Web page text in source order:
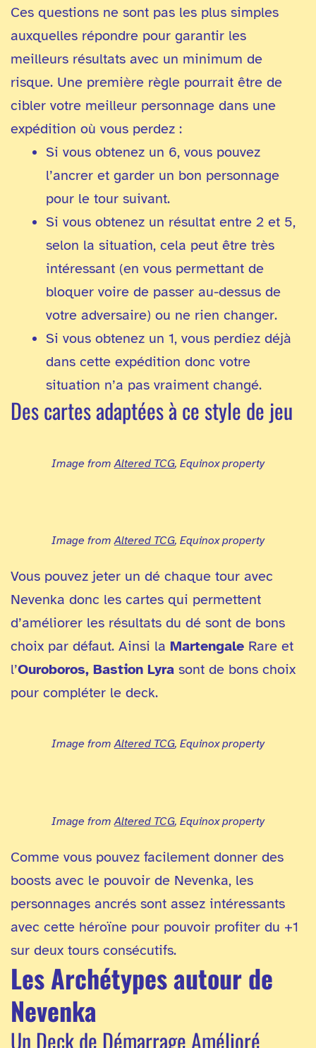
Ces questions ne sont pas les plus simples
auxquelles répondre pour garantir les
meilleurs résultats avec un minimum de
risque. Une première règle pourrait être de
cibler votre meilleur personnage dans une
expédition où vous perdez :
Si vous obtenez un 6, vous pouvez
l’ancrer et garder un bon personnage
pour le tour suivant.
Si vous obtenez un résultat entre 2 et 5,
selon la situation, cela peut être très
intéressant (en vous permettant de
bloquer voire de passer au-dessus de
votre adversaire) ou ne rien changer.
Si vous obtenez un 1, vous perdiez déjà
dans cette expédition donc votre
situation n’a pas vraiment changé.
Des cartes adaptées à ce style de jeu
Image fromAltered TCG, Equinox property
Image fromAltered TCG, Equinox property
Vous pouvez jeter un dé chaque tour avec
Nevenka donc les cartes qui permettent
d’améliorer les résultats du dé sont de bons
choix par défaut. Ainsi la Martengale Rare et
l’Ouroboros, Bastion Lyra sont de bons choix
pour compléter le deck.
Image fromAltered TCG, Equinox property
Image fromAltered TCG, Equinox property
Comme vous pouvez facilement donner des
boosts avec le pouvoir de Nevenka, les
personnages ancrés sont assez intéressants
avec cette héroïne pour pouvoir profiter du +1
sur deux tours consécutifs.
Les Archétypes autour de
Nevenka
Un Deck de Démarrage Amélioré